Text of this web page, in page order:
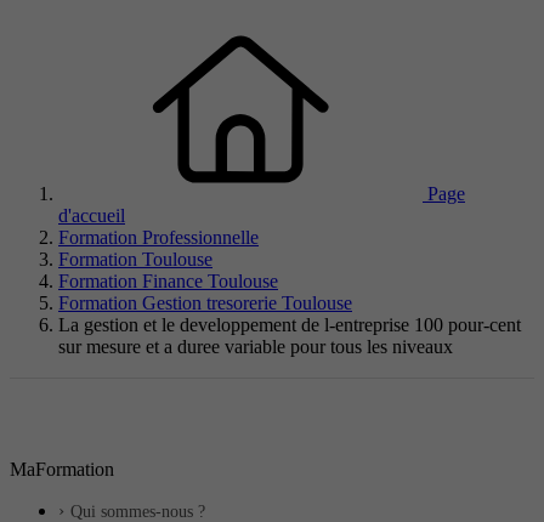
Page
d'accueil
Formation Professionnelle
Formation Toulouse
Formation Finance Toulouse
Formation Gestion tresorerie Toulouse
La gestion et le developpement de l-entreprise 100 pour-cent
sur mesure et a duree variable pour tous les niveaux
MaFormation
Qui sommes-nous ?